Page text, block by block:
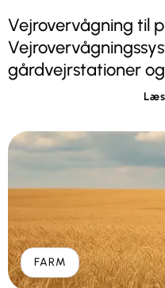
Vejrovervågning til
gårdvejrstationer
FARM